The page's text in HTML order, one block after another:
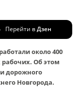
Перейти вДзен
около 400
Об этом
дорожного
Новгорода.